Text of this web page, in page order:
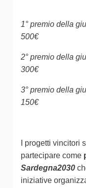
1° premio della
500€
2° premio della
300€
3° premio della
150€
I progetti vincitori
partecipare come
Sardegna2030
iniziative